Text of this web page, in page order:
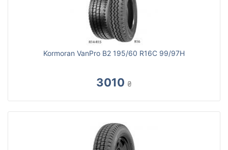
Kormoran VanPro B2 195/60 R16C 99/97H
3010 ₴